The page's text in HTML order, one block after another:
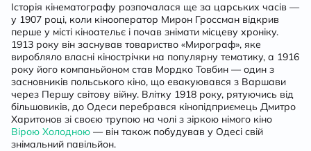
Історія кінематографу розпочалася ще за царських часів —
у 1907 році, коли кінооператор Мирон Гроссман відкрив
перше у місті кіноательє і почав знімати місцеву хроніку.
1913 року він заснував товариство «Мирограф», яке
виробляло власні кінострічки на популярну тематику, а 1916
року його компаньйоном став Мордко Товбин — один з
засновників польського кіно, що евакуювався з Варшави
через Першу світову війну. Влітку 1918 року, рятуючись від
більшовиків, до Одеси перебрався кінопідприємець Дмитро
Харитонов зі своєю трупою на чолі з зіркою німого кіно
Вірою Холодною — він також побудував у Одесі свій
знімальний павільйон.